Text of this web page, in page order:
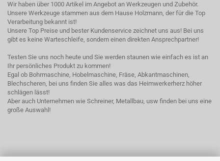
Wir haben über 1000 Artikel im Angebot an Werkzeugen und Zubehör.
Unsere Werkzeuge stammen aus dem Hause Holzmann, der für die Top
Verarbeitung bekannt ist!
Unsere Top Preise und bester Kundenservice zeichnet uns aus! Bei uns
gibt es keine Warteschleife, sondern einen direkten Ansprechpartner!
Testen Sie uns noch heute und Sie werden staunen wie einfach es ist an
Ihr persönliches Produkt zu kommen!
Egal ob Bohrmaschine, Hobelmaschine, Fräse, Abkantmaschinen,
Blechscheren, bei uns finden Sie alles was das Heimwerkerherz höher
schlägen lässt!
Aber auch Unternehmen wie Schreiner, Metallbau, usw finden bei uns eine
große Auswahl!